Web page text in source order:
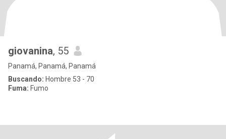
giovanina, 55
Panamá, Panamá, Panamá
Buscando: Hombre 53 - 70
Fuma: Fumo